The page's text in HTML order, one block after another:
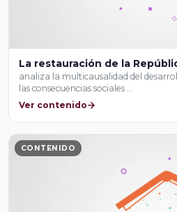
La restauración de la
analiza la multicausalidad del
las consecuencias sociales …
Ver contenido
CONTENIDO